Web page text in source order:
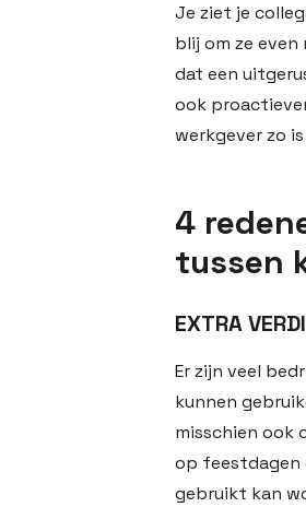
Je ziet je
blij om ze
dat een
ook
werkgever zo
4
tussen
EXTRA
Er zijn veel
kunnen
misschien ook
op feestdagen
gebruikt kan